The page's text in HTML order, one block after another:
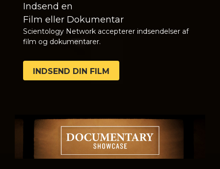
Indsend en
Film eller Dokumentar
Scientology Network accepterer indsendelser af
film og dokumentarer.
INDSEND DIN FILM